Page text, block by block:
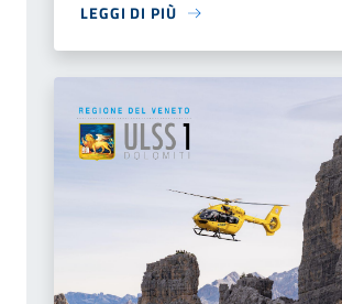
LEGGI DI PIÙ